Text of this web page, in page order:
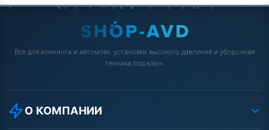
Всё для клининга и автомоек: установки высокого давления и уборочная
техника под ключ.
О КОМПАНИИ
О компании